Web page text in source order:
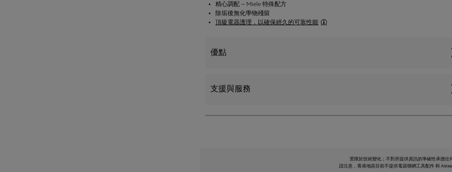
精心調配 – Miele 特殊配方
除垢後無化學物殘留
頂級電器護理，以確保經久的可靠性能
優點
支援與服務
受限於技術變化；不對所提供資訊的準確性承擔任
請注意，香港地區目前不提供電器聯網工具配件 和